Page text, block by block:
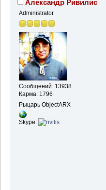
Александр Ривилис
Administrator
Сообщений: 13938
Карма: 1796
Рыцарь ObjectARX
Skype: